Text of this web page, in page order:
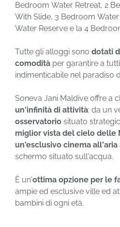
Bedroom Water Retreat, 2
With Slide, 3 Bedroom
Water Reserve e la 4
Tutte gli alloggi sono dotati
comodità per garantire a
indimenticabile nel paradiso
Soneva Jani Maldive offre a
un'infinità di attività: da un
osservatorio situato
miglior vista del cielo delle
un'esclusivo cinema all'aria
schermo situato sull'acqua.
È un'ottima opzione per le
ampie ed esclusive ville ed
bambini di ogni età.